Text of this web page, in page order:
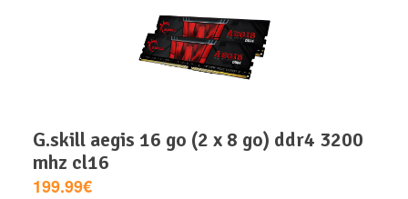
g.skill aegis 16 go (2 x 8 go) ddr4 3200
mhz cl16
199.99€